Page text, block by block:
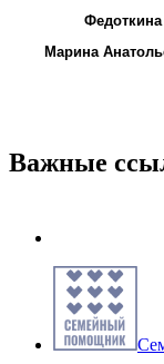
Федоткина
Марина
Важные